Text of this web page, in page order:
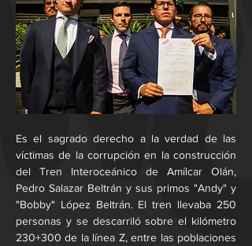
Es el sagrado derecho a la verdad de las
víctimas de la corrupción en la construcción
del Tren Interoceánico de Amílcar Olán,
Pedro Salazar Beltrán y sus primos "Andy" y
"Bobby" López Beltrán. El tren llevaba 250
personas y se descarriló sobre el kilómetro
230+300 de la línea Z, entre las poblaciones